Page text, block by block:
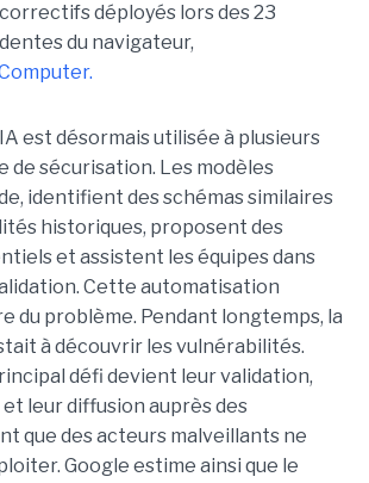
correctifs déployés lors des 23
du navigateur,
est désormais utilisée à plusieurs
de sécurisation. Les modèles
identifient des schémas similaires
historiques, proposent des
et assistent les équipes dans
Cette automatisation
du problème. Pendant longtemps, la
à découvrir les vulnérabilités.
défi devient leur validation,
leur diffusion auprès des
que des acteurs malveillants ne
Google estime ainsi que le